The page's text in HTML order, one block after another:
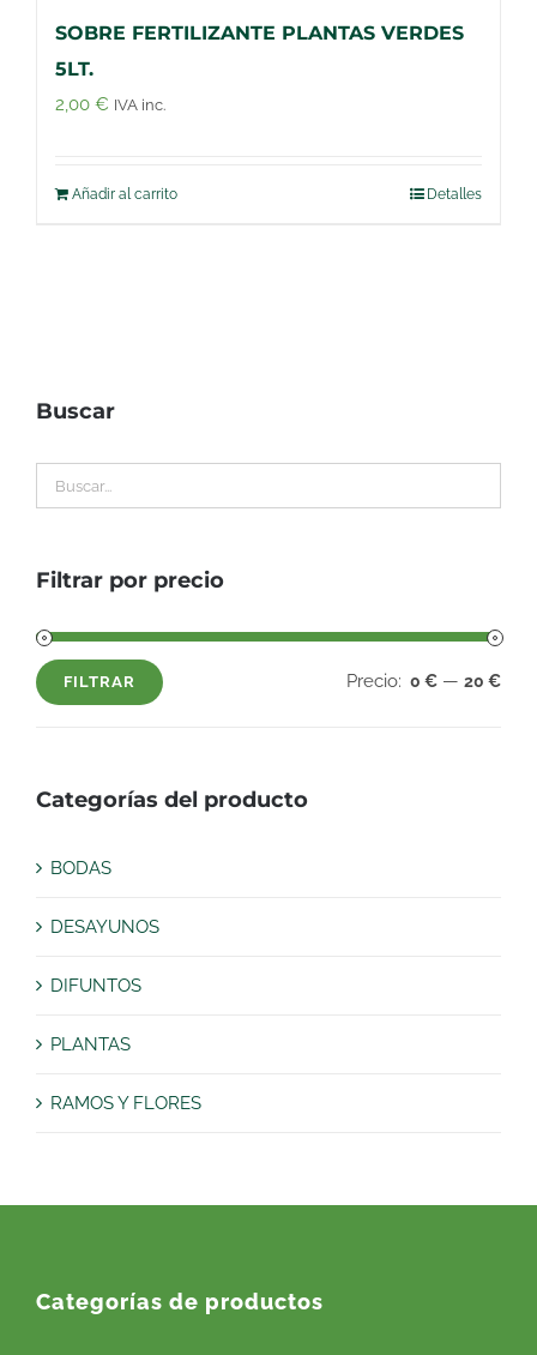
SOBRE FERTILIZANTE PLANTAS VERDES
5LT.
2,00 € IVA inc.
Añadir al carrito Detalles
Buscar
Filtrar por precio
Precio
Precio
FILTRAR Precio: 0 € — 20 €
Categorías del producto
BODAS
DESAYUNOS
DIFUNTOS
PLANTAS
RAMOS Y FLORES
Categorías de productos